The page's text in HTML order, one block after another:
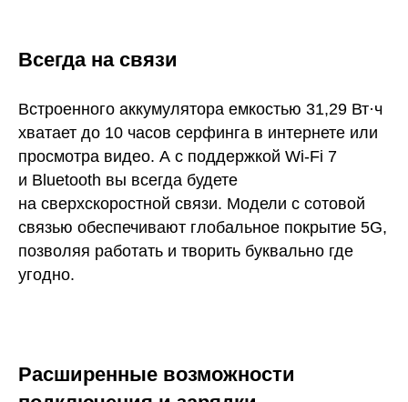
Всегда на связи
Встроенного аккумулятора емкостью 31,29 Вт·ч
хватает до 10 часов серфинга в интернете или
просмотра видео. А с поддержкой Wi-Fi 7
и Bluetooth вы всегда будете
на сверхскоростной связи. Модели с сотовой
связью обеспечивают глобальное покрытие 5G,
позволяя работать и творить буквально где
угодно.
Расширенные возможности